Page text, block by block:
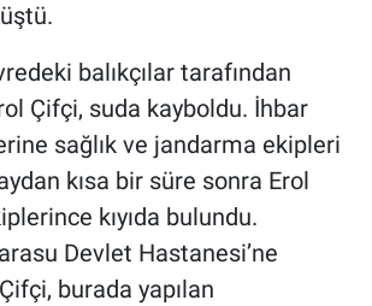
balıkçılar tarafından
Çifçi, suda kayboldu. İhbar
sağlık ve jandarma ekipleri
kısa bir süre sonra Erol
kıyıda bulundu.
Devlet Hastanesi’ne
burada yapılan